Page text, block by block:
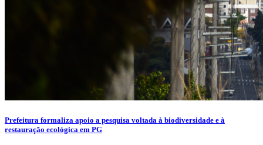
Prefeitura formaliza apoio a pesquisa voltada à biodiversidade e à
restauração ecológica em PG